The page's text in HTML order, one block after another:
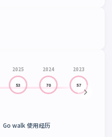
2025
53
2024
70
2023
57
Go walk 使用经历